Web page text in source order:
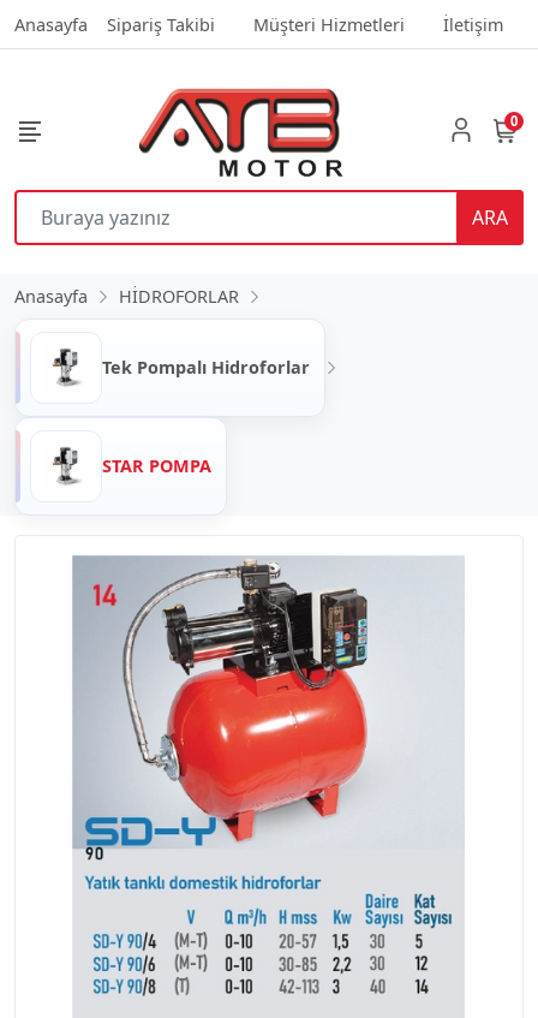
Anasayfa Sipariş Takibi Müşteri Hizmetleri İletişim
ARA
0
Anasayfa HİDROFORLAR
Tek Pompalı Hidroforlar
STAR POMPA